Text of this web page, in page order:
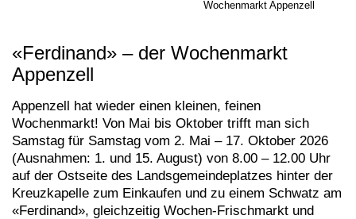
Wochenmarkt Appenzell
«Ferdinand» – der Wochenmarkt
Appenzell
Appenzell hat wieder einen kleinen, feinen
Wochenmarkt! Von Mai bis Oktober trifft man sich
Samstag für Samstag vom 2. Mai – 17. Oktober 2026
(Ausnahmen: 1. und 15. August) von 8.00 – 12.00 Uhr
auf der Ostseite des Landsgemeindeplatzes hinter der
Kreuzkapelle zum Einkaufen und zu einem Schwatz am
«Ferdinand», gleichzeitig Wochen-Frischmarkt und